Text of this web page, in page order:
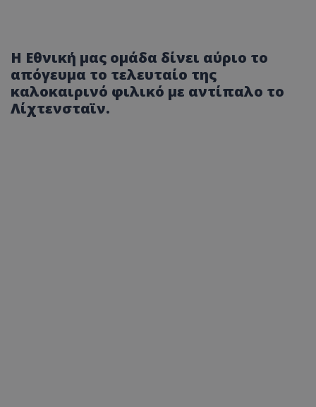
Η Εθνική μας ομάδα δίνει αύριο το
απόγευμα το τελευταίο της
καλοκαιρινό φιλικό με αντίπαλο το
Λίχτενσταϊν.